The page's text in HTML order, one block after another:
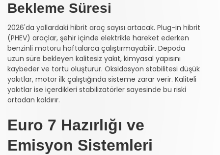
Bekleme Süresi
2026'da yollardaki hibrit araç sayısı artacak. Plug-in hibrit
(PHEV) araçlar, şehir içinde elektrikle hareket ederken
benzinli motoru haftalarca çalıştırmayabilir. Depoda
uzun süre bekleyen kalitesiz yakıt, kimyasal yapısını
kaybeder ve tortu oluşturur. Oksidasyon stabilitesi düşük
yakıtlar, motor ilk çalıştığında sisteme zarar verir. Kaliteli
yakıtlar ise içerdikleri stabilizatörler sayesinde bu riski
ortadan kaldırır.
Euro 7 Hazırlığı ve
Emisyon Sistemleri